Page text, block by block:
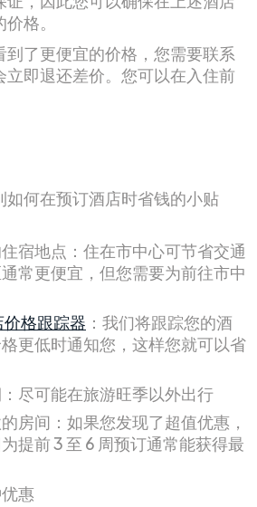
格。
了更便宜的价格，您需要联系
即退还差价。您可以在入住前
如何在预订酒店时省钱的小贴
宿地点：住在市中心可节省交通
常更便宜，但您需要为前往市中
价格跟踪器 ：我们将跟踪您的酒
更低时通知您，这样您就可以省
尽可能在旅游旺季以外出行
房间：如果您发现了超值优惠，
提前 3 至 6 周预订通常能获得最
惠